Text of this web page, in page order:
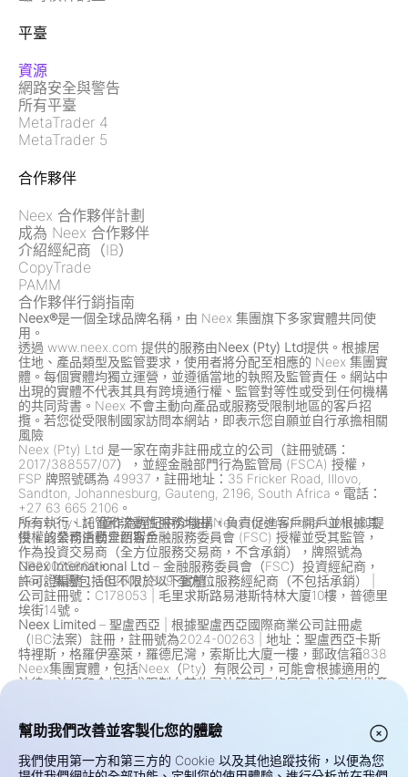
平臺
資源
網路安全與警告
所有平臺
MetaTrader 4
MetaTrader 5
合作夥伴
Neex 合作夥伴計劃
成為 Neex 合作夥伴
介紹經紀商（IB）
CopyTrade
PAMM
合作夥伴行銷指南
Neex®是一個全球品牌名稱，由 Neex 集團旗下多家實體共同使
用。
透過 www.neex.com 提供的服務由Neex (Pty) Ltd提供。根據居
住地、產品類型及監管要求，使用者將分配至相應的 Neex 集團實
體。每個實體均獨立運營，並遵循當地的執照及監管責任。網站中
出現的實體不代表其具有跨境通行權、監管對等性或受到任何機構
的共同背書。Neex 不會主動向產品或服務受限制地區的客戶招
攬。若您從受限制國家訪問本網站，即表示您自願並自行承擔相關
風險
Neex (Pty) Ltd 是一家在南非註冊成立的公司（註冊號碼：
2017/388557/07），並經金融部門行為監管局 (FSCA) 授權，
FSP 牌照號碼為 49937，註冊地址：35 Fricker Road, Illovo,
Sandton, Johannesburg, Gauteng, 2196, South Africa。電話：
+27 63 665 2106。
Neex Pty Ltd 僅作為經紀中介機構，負責促進客戶開戶並根據其
授權的業務活動介紹客戶。
所有執行、託管和流動性服務均由 Neex International Limited 提
供，該公司由模里西斯金融服務委員會 (FSC) 授權並受其監管，
作為投資交易商（全方位服務交易商，不含承銷），牌照號為
GB20025869。
Neex 集團包括但不限於以下實體：
Neex International Ltd – 金融服務委員會（FSC）投資經紀商，
許可證編號：GB20025869 全方位服務經紀商（不包括承銷）
公司註冊號：C178053
毛里求斯路易港斯特林大廈10樓，普德里
埃街14號。
Neex Limited – 聖盧西亞
根據聖盧西亞國際商業公司註冊處
（IBC法案）註冊，註冊號為2024-00263
地址：聖盧西亞卡斯
特裡斯，格羅伊塞萊，羅德尼灣，索斯比大廈一樓，郵政信箱838
Neex集團實體，包括Neex（Pty）有限公司，可能會根據適用的
法律、法規和合規要求限制向某些司法管轄區的居民或公民提供產
變化不斷審查和更新其限制。
風險警告:差價合約（CFD）及外匯（Forex）為槓桿產品，涉及高
風險並可能迅速導致資本損失。此類交易未必適合所有投資者。您
的潛在利潤或虧損取決於市場價格的波動。在交易前，請仔細考慮
幫助我們改善並客製化您的體驗
我們使用第一方和第三方的 Cookie 以及其他追蹤技術，以便為您